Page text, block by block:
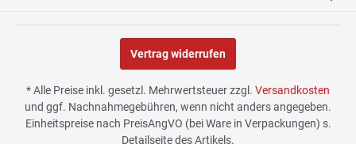
02.08.26▼
Vertrag widerrufen
* Alle Preise inkl. gesetzl. Mehrwertsteuer zzgl. Versandkosten
und ggf. Nachnahmegebühren, wenn nicht anders angegeben.
Einheitspreise nach PreisAngVO (bei Ware in Verpackungen) s.
Detailseite des Artikels.